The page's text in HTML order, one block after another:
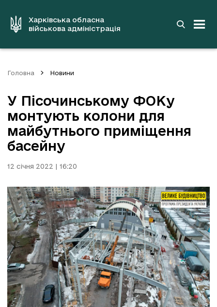
вмістуХарківська обласна
військова адміністрація
Головна Новини
У Пісочинському ФОКу
монтують колони для
майбутнього приміщення
басейну
12 січня 2022 | 16:20